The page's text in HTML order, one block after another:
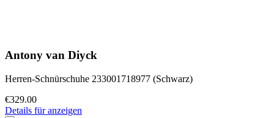
Antony van Diyck
Herren-Schnürschuhe 233001718977 (Schwarz)
€329.00
Details für anzeigen